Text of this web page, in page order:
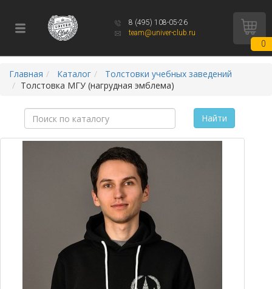
8 (495) 108-05-26
team@univer-club.ru
0
Главная Каталог
Толстовки учебных заведений
Толстовка МГУ (нагрудная эмблема)
Найти